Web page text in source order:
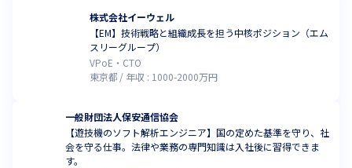
株式会社イーウェル
【EM】技術戦略と組織成長を担う中核ポジション（エム
スリーグループ）
VPoE・CTO
東京都
年収 : 1000-2000万円
一般財団法人保安通信協会
【遊技機のソフト解析エンジニア】国の定めた基準を守り、社
会を守る仕事。法律や業務の専門知識は入社後に習得できま
す。